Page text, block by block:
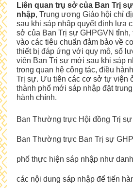
Liên quan trụ sở của Ban Trị
nhập, Trung ương Giáo hội chỉ
sau khi sáp nhập quyết định lựa
sở của Ban Trị sự GHPGVN
vào các tiêu chuẩn đảm bảo về
thiết bị đáp ứng với quy mô, số
viên Ban Trị sự mới sau khi sáp
trong quan hệ công tác, điều
Trị sự. Ưu tiên các cơ sở tự viện
thành phố mới sáp nhập đặt
hành chính.
Ban Thường trực Hội đồng Trị
Ban Thường trực Ban Trị sự
phố thực hiện sáp nhập như
các nội dung sáp nhập để tiến